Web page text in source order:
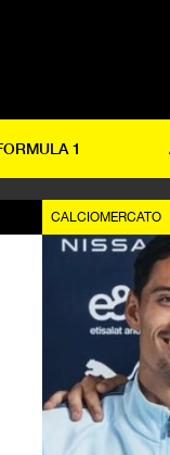
1
CALCIOMERCATO